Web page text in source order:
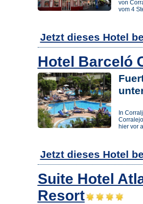
von
vom 4
Jetzt dieses Hotel
Hotel Barceló
In
hier vor
Jetzt dieses Hotel
Suite Hotel
Resort